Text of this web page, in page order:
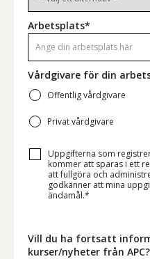
Arbetsplats*
Vårdgivare för din
Offentlig vårdgivare
Privat vårdgivare
Uppgifterna som
kommer att sparas i ett
att fullgöra och
godkänner att mina
ändamål.*
Vill du ha fortsatt
kurser/nyheter från